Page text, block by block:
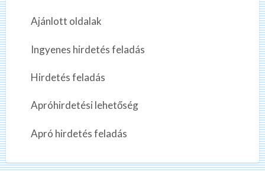
Ajánlott oldalak
Ingyenes hirdetés feladás
Hirdetés feladás
Apróhirdetési lehetőség
Apró hirdetés feladás